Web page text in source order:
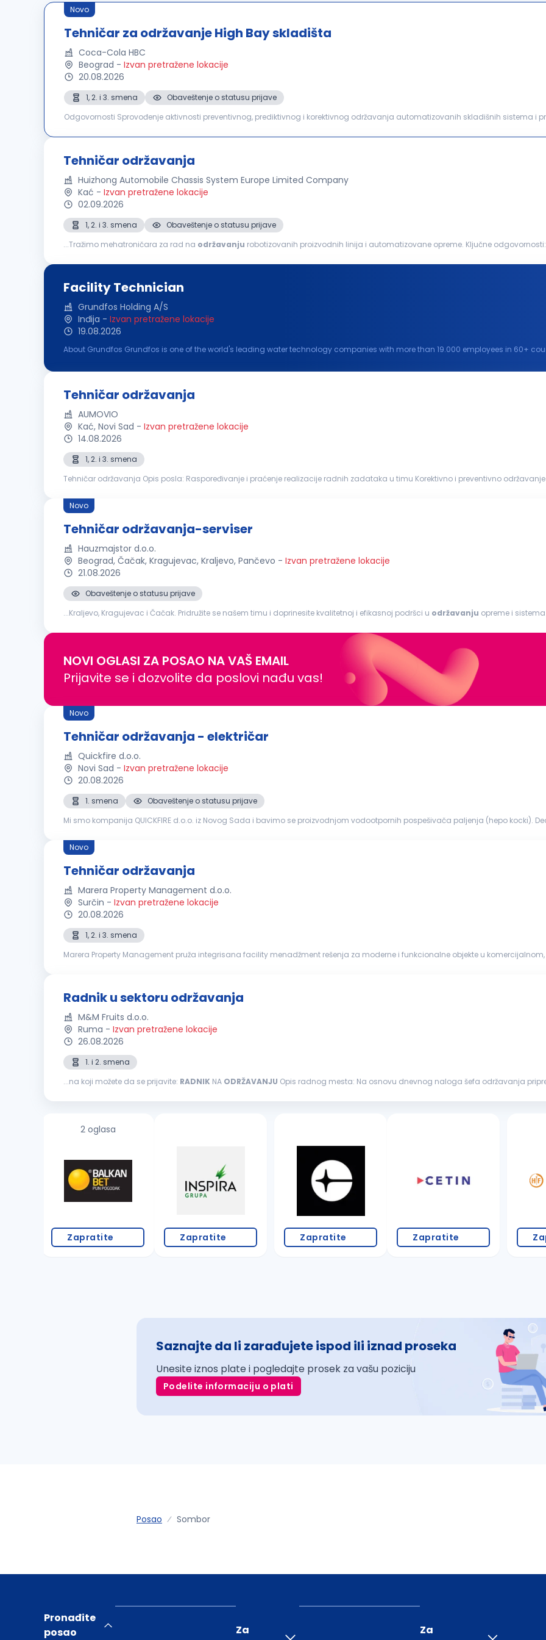
Novo
Tehničar za održavanje High Bay skladišta
Coca-Cola HBC
Beograd - Izvan pretražene lokacije
20.08.2026
1, 2. i 3. smena
Obaveštenje o statusu prijave
Odgovornosti Sprovođenje aktivnosti preventivnog, prediktivnog i korektivnog održavanja automatizovanih skladišnih sistema i prateće opreme, sa ciljem
Tehničar održavanja
Huizhong Automobile Chassis System Europe Limited Company
Kać - Izvan pretražene lokacije
02.09.2026
1, 2. i 3. smena
Obaveštenje o statusu prijave
...Tražimo mehatroničara za rad na održavanju robotizovanih proizvodnih linija i automatizovane opreme. Ključne odgovornosti: Izvršavanje
Facility Technician
Grundfos Holding A/S
Inđija - Izvan pretražene lokacije
19.08.2026
About Grundfos Grundfos is one of the world's leading water technology companies with more than 19.000 employees in 60+
Tehničar održavanja
AUMOVIO
Kać, Novi Sad - Izvan pretražene lokacije
14.08.2026
1, 2. i 3. smena
Tehničar održavanja Opis posla: Raspoređivanje i praćenje realizacije radnih zadataka u timu Korektivno i preventivno održavanje električne i mehaničke
Novo
Tehničar održavanja-serviser
Hauzmajstor d.o.o.
Beograd, Čačak, Kragujevac, Kraljevo, Pančevo - Izvan pretražene lokacije
21.08.2026
Obaveštenje o statusu prijave
...Kraljevo, Kragujevac i Čačak. Pridružite se našem timu i doprinesite kvalitetnoj i efikasnoj podršci u održavanju opreme i sistema. Odgovornosti:
NOVI OGLASI ZA POSAO NA VAŠ EMAIL
Prijavite se i dozvolite da poslovi nađu vas!
Novo
Tehničar održavanja - električar
Quickfire d.o.o.
Novi Sad - Izvan pretražene lokacije
20.08.2026
1. smena
Obaveštenje o statusu prijave
Mi smo kompanija QUICKFIRE d.o.o. iz Novog Sada i bavimo se proizvodnjom vodootpornih pospešivača paljenja (hepo kocki).
Novo
Tehničar održavanja
Marera Property Management d.o.o.
Surčin - Izvan pretražene lokacije
20.08.2026
1, 2. i 3. smena
Marera Property Management pruža integrisana facility menadžment rešenja za moderne i funkcionalne objekte u
Radnik u sektoru održavanja
M&M Fruits d.o.o.
Ruma - Izvan pretražene lokacije
26.08.2026
1. i 2. smena
...na koji možete da se prijavite: RADNIK NA ODRŽAVANJU Opis radnog mesta: Na osnovu dnevnog naloga šefa održavanja priprema odgovarajući alat i sredstva za proizvodnju Vrši
2 oglasa
Zapratite Zapratite Zapratite Zapratite
Saznajte da li zarađujete ispod ili iznad proseka
Unesite iznos plate i pogledajte prosek za vašu poziciju
Podelite informaciju o plati
Posao Sombor
Pronađite
posao
Za
Za